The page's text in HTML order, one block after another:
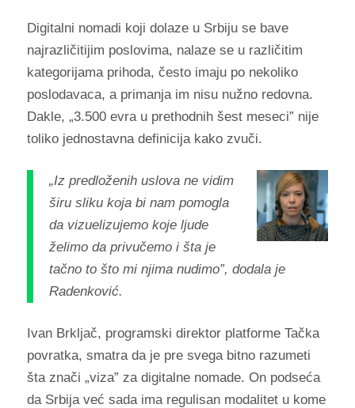
Digitalni nomadi koji dolaze u Srbiju se bave
najrazličitijim poslovima, nalaze se u različitim
kategorijama prihoda, često imaju po nekoliko
poslodavaca, a primanja im nisu nužno redovna.
Dakle, „3.500 evra u prethodnih šest meseci” nije
toliko jednostavna definicija kako zvuči.
„Iz predloženih uslova ne vidim
širu sliku koja bi nam pomogla
da vizuelizujemo koje ljude
želimo da privučemo i šta je
tačno to što mi njima nudimo”, dodala je
Radenković.
Ivan Brkljač, programski direktor platforme Tačka
povratka, smatra da je pre svega bitno razumeti
šta znači „viza” za digitalne nomade. On podseća
da Srbija već sada ima regulisan modalitet u kome